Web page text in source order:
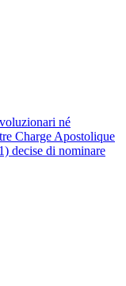
né
Charge Apostolique
decise di nominare